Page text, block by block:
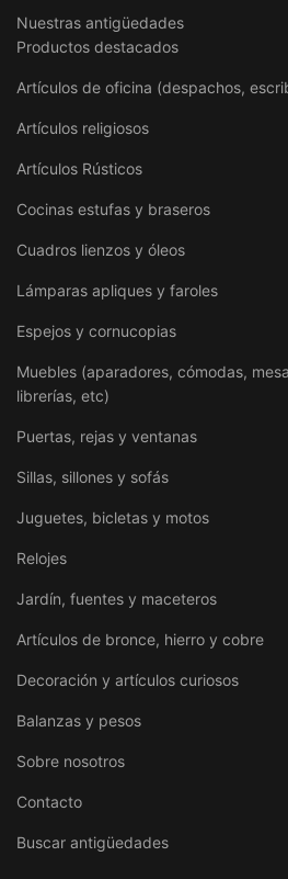
Nuestras antigüedades
Productos destacados
Artículos de oficina (despachos,
Artículos religiosos
Artículos Rústicos
Cocinas estufas y braseros
Cuadros lienzos y óleos
Lámparas apliques y faroles
Espejos y cornucopias
Muebles (aparadores, cómodas,
librerías, etc)
Puertas, rejas y ventanas
Sillas, sillones y sofás
Juguetes, bicletas y motos
Relojes
Jardín, fuentes y maceteros
Artículos de bronce, hierro y cobre
Decoración y artículos curiosos
Balanzas y pesos
Sobre nosotros
Contacto
Buscar antigüedades